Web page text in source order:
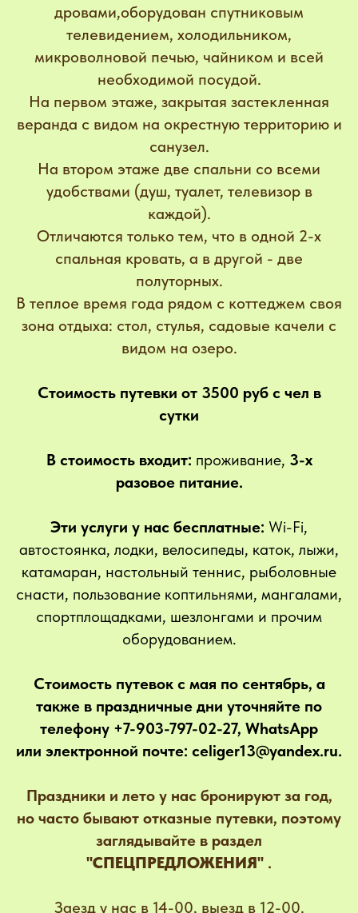
дровами,оборудован спутниковым
телевидением, холодильником,
микроволновой печью, чайником и всей
необходимой посудой.
На первом этаже, закрытая застекленная
веранда с видом на окрестную территорию и
санузел.
На втором этаже две спальни со всеми
удобствами (душ, туалет, телевизор в
каждой).
Отличаются только тем, что в одной 2-х
спальная кровать, а в другой - две
полуторных.
В теплое время года рядом с коттеджем своя
зона отдыха: стол, стулья, садовые качели с
видом на озеро.
Стоимость путевки от 3500 руб с чел в
сутки
В стоимость входит: проживание, 3-х
разовое питание.
Эти услуги у нас бесплатные: Wi-Fi,
автостоянка, лодки, велосипеды, каток, лыжи,
катамаран, настольный теннис, рыболовные
снасти, пользование коптильнями, мангалами,
спортплощадками, шезлонгами и прочим
оборудованием.
Стоимость путевок с мая по сентябрь, а
также в праздничные дни уточняйте по
телефону +7-903-797-02-27, WhatsApp
или электронной почте: celiger13@yandex.ru.
Праздники и лето у нас бронируют за год,
но часто бывают отказные путевки, поэтому
заглядывайте в раздел
"СПЕЦПРЕДЛОЖЕНИЯ" .
Заезд у нас в 14-00, выезд в 12-00.